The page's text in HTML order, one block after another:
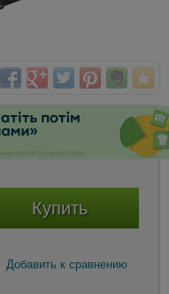
Купить
Добавить к сравнению